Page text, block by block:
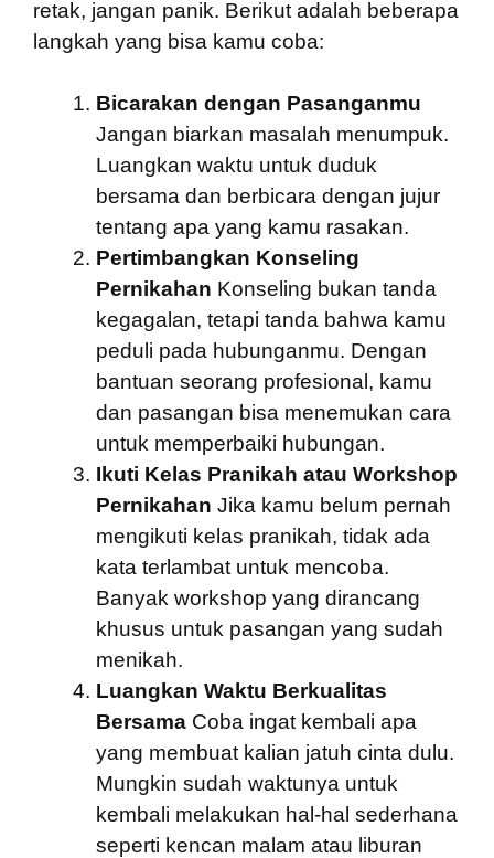
retak, jangan panik. Berikut adalah beberapa
langkah yang bisa kamu coba:
Bicarakan dengan Pasanganmu
Jangan biarkan masalah menumpuk.
Luangkan waktu untuk duduk
bersama dan berbicara dengan jujur
tentang apa yang kamu rasakan.
Pertimbangkan Konseling
Pernikahan Konseling bukan tanda
kegagalan, tetapi tanda bahwa kamu
peduli pada hubunganmu. Dengan
bantuan seorang profesional, kamu
dan pasangan bisa menemukan cara
untuk memperbaiki hubungan.
Ikuti Kelas Pranikah atau Workshop
Pernikahan Jika kamu belum pernah
mengikuti kelas pranikah, tidak ada
kata terlambat untuk mencoba.
Banyak workshop yang dirancang
khusus untuk pasangan yang sudah
menikah.
Luangkan Waktu Berkualitas
Bersama Coba ingat kembali apa
yang membuat kalian jatuh cinta dulu.
Mungkin sudah waktunya untuk
kembali melakukan hal-hal sederhana
seperti kencan malam atau liburan